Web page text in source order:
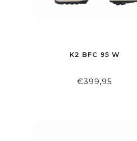
K2 BFC 95 W
€399,95